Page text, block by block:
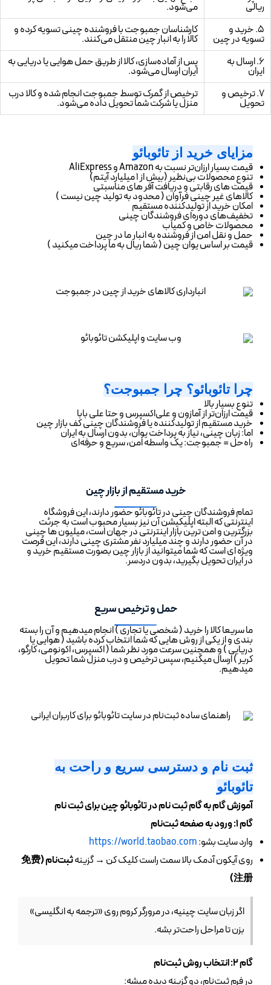
ریالی
می‌شود.
۵. خرید و
تسویه در چین
کارشناسان جمبوجت با فروشنده چینی تسویه کرده و
کالا را به انبار چین منتقل می‌کنند.
۶. ارسال به
ایران
پس از آماده‌سازی، کالا از طریق حمل هوایی یا دریایی به
ایران ارسال می‌شود.
۷. ترخیص و
تحویل
ترخیص از گمرک توسط جمبوجت انجام شده و کالا درب
منزل یا شرکت شما تحویل داده می‌شود.
مزایای خرید از تائوبائو
قیمت بسیار ارزان‌تر نسبت به Amazon و AliExpress
تنوع محصولات بی‌نظیر (بیش از 1 میلیارد آیتم)
قیمت های رقابتی و دریافت آفر های مناسبتی
کالاهای غیر چینی فرآوان ( محدود به تولید چین نیست )
امکان خرید از تولیدکننده مستقیم
تخفیف‌های دوره‌ای فروشندگان چینی
محصولات خاص و کمیاب
حمل و نقل امن از فروشنده به انبار ما در چین
قیمت بر اساس یوان چین ( شما ریال به ما پرداخت میکنید )
چرا تائوبائو؟ چرا جمبوجت؟
تنوع بسیار بالا
قیمت ارزان‌تر از آمازون و علی‌اکسپرس و حتا علی بابا
خرید مستقیم از تولیدکننده یا فروشندگان چینی کف بازار چین
اما: زبان چینی، نیاز به پرداخت یوان، بدون ارسال به ایران
راه‌حل = جمبوجت: یک واسطه امن، سریع و حرفه‌ای
خرید مستقیم از بازار چین
تمام فروشندگان چینی در تائوبائو حضور دارند، این فروشگاه
اینترنتی که البته اپلیکیشن آن نیز بسیار محبوب است به جرئت
بزرگترین و امن ترین بازار اینترنتی در جهان است، میلیون ها چینی
در آن حضور دارند و چند میلیارد نفر مشتری چینی دارند، این فرصت
ویژه ای است که شما میتوانید از بازار چین بصورت مستقیم خرید و
در ایران تحویل بگیرید، بدون دردسر.
حمل و ترخیص سریع
ما سریعا کالا را خرید ( شخصی یا تجاری ) انجام میدهیم و آن را بسته
بندی و از یکی از روش هایی که شما انتخاب کرده باشید ( هوایی یا
دریایی ) و همچنین سرعت مورد نظر شما ( اکسپرس، اکونومی، کارگو،
کریر ) ارسال میکنیم، سپس ترخیص و درب منزل شما تحویل
میدهیم.
ثبت نام و دسترسی سریع و راحت به
تائوبائو
آموزش گام به گام ثبت نام در تائوبائو چین برای ثبت نام
گام ۱: ورود به صفحه ثبت‌نام
وارد سایت بشو:https://world.taobao.com
روی آیکون آدمک بالا سمت راست کلیک کن → گزینه
ثبت‌نام (免费
注册)
اگر زبان سایت چینیه، در مرورگر کروم روی «ترجمه به انگلیسی»
بزن تا مراحل راحت‌تر بشه.
گام ۲: انتخاب روش ثبت‌نام
در فرم ثبت‌نام، دو گزینه دیده میشه: